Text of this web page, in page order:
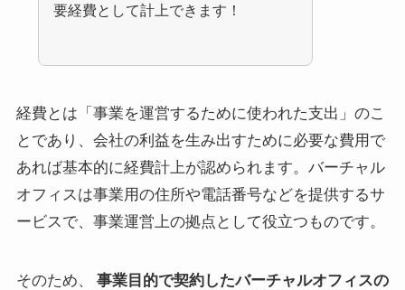
要経費として計上できます！
経費とは「事業を運営するために使われた支出」のこ
とであり、会社の利益を生み出すために必要な費用で
あれば基本的に経費計上が認められます。バーチャル
オフィスは事業用の住所や電話番号などを提供するサ
ービスで、事業運営上の拠点として役立つものです。
そのため、
事業目的で契約したバーチャルオフィスの